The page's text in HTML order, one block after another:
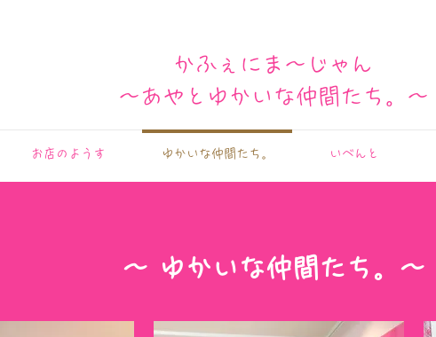
かふぇにま〜じゃん
​〜あやとゆかいな仲間たち。〜
お店のようす ゆかいな仲間たち。 いべんと
～​ ゆかいな仲間たち。～